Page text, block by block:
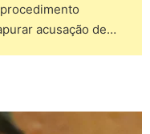
acusação de…